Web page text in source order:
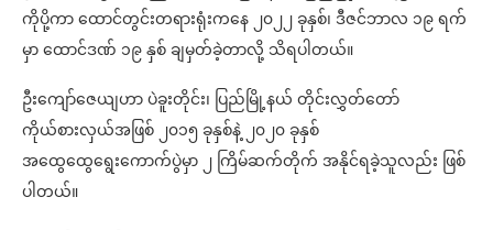
ကိုပို့ကာ ထောင်တွင်းတရားရုံးကနေ ၂၀၂၂ ခုနှစ်၊ ဒီဇင်ဘာလ ၁၉ ရက်
မှာ ထောင်ဒဏ် ၁၉ နှစ် ချမှတ်ခဲ့တာလို့ သိရပါတယ်။
ဦးကျော်ဇေယျဟာ ပဲခူးတိုင်း၊ ပြည်မြို့နယ် တိုင်းလွှတ်တော်
ကိုယ်စားလှယ်အဖြစ် ၂၀၁၅ ခုနှစ်နဲ့ ၂၀၂၀ ခုနှစ်
အထွေထွေရွေးကောက်ပွဲမှာ ၂ ကြိမ်ဆက်တိုက် အနိုင်ရခဲ့သူလည်း ဖြစ်
ပါတယ်။